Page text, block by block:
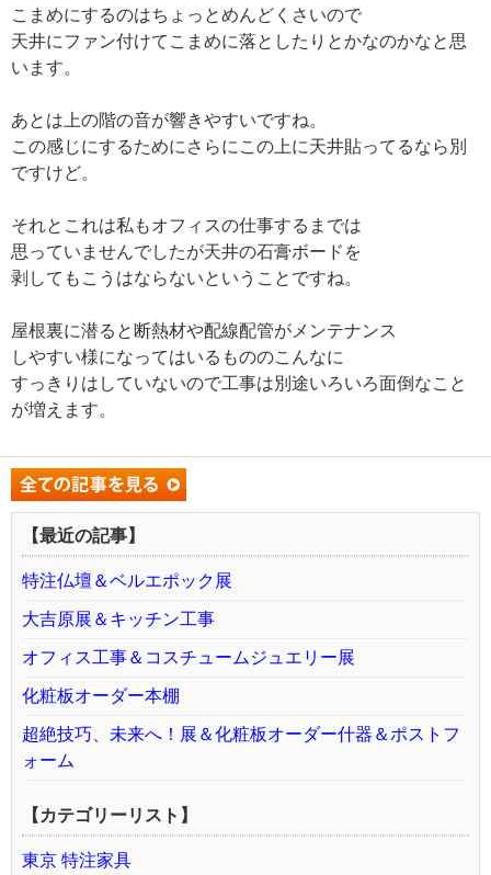
こまめにするのはちょっとめんどくさいので
天井にファン付けてこまめに落としたりとかなのかなと思
います。
あとは上の階の音が響きやすいですね。
この感じにするためにさらにこの上に天井貼ってるなら別
ですけど。
それとこれは私もオフィスの仕事するまでは
思っていませんでしたが天井の石膏ボードを
剥してもこうはならないということですね。
屋根裏に潜ると断熱材や配線配管がメンテナンス
しやすい様になってはいるもののこんなに
すっきりはしていないので工事は別途いろいろ面倒なこと
が増えます。
【最近の記事】
特注仏壇＆ベルエポック展
大吉原展＆キッチン工事
オフィス工事＆コスチュームジュエリー展
化粧板オーダー本棚
超絶技巧、未来へ！展＆化粧板オーダー什器＆ポストフ
ォーム
【カテゴリーリスト】
東京 特注家具